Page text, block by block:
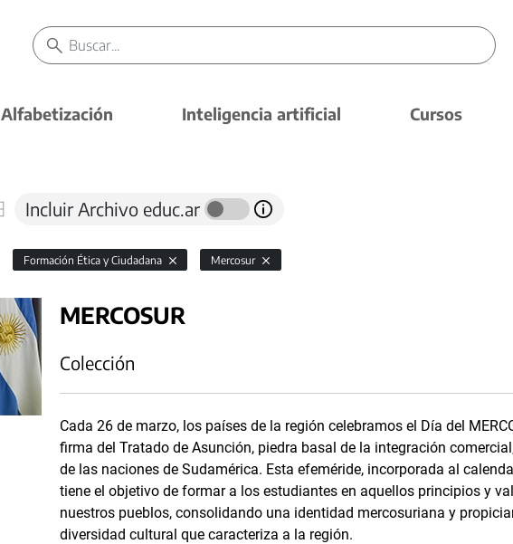
Alfabetización Inteligencia artificial Cursos
Incluir Archivo educ.ar
Formación Ética y Ciudadana Mercosur
MERCOSUR
Colección
Cada 26 de marzo, los países de la región celebramos el Día del
firma del Tratado de Asunción, piedra basal de la integración
de las naciones de Sudamérica. Esta efeméride, incorporada al
tiene el objetivo de formar a los estudiantes en aquellos principios y
nuestros pueblos, consolidando una identidad mercosuriana y
diversidad cultural que caracteriza a la región.